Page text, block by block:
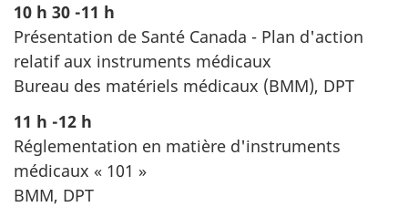
10 h 30 -11 h
Présentation de Santé Canada - Plan d'action
relatif aux instruments médicaux
Bureau des matériels médicaux (BMM), DPT
11 h -12 h
Réglementation en matière d'instruments
médicaux « 101 »
BMM, DPT